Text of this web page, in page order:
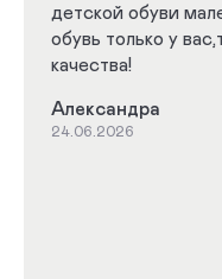
детской обуви
обувь только у
качества!
Александра
24.06.2026